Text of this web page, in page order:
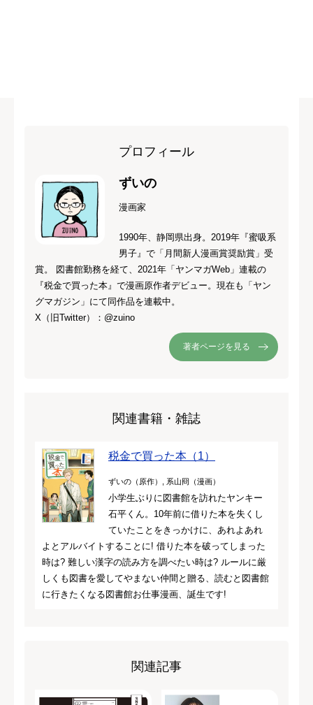
プロフィール
ずいの
漫画家
1990年、静岡県出身。2019年『蜜吸系
男子』で「月間新人漫画賞奨励賞」受
賞。 図書館勤務を経て、2021年「ヤンマガWeb」連載の
『税金で買った本』で漫画原作者デビュー。現在も「ヤン
グマガジン」にて同作品を連載中。
X（旧Twitter）：@zuino
著者ページを見る
関連書籍・雑誌
税金で買った本（1）
ずいの（原作）, 系山冏（漫画）
小学生ぶりに図書館を訪れたヤンキー
石平くん。10年前に借りた本を失くし
ていたことをきっかけに、あれよあれ
よとアルバイトすることに! 借りた本を破ってしまった
時は? 難しい漢字の読み方を調べたい時は? ルールに厳
しくも図書を愛してやまない仲間と贈る、読むと図書館
に行きたくなる図書館お仕事漫画、誕生です!
関連記事